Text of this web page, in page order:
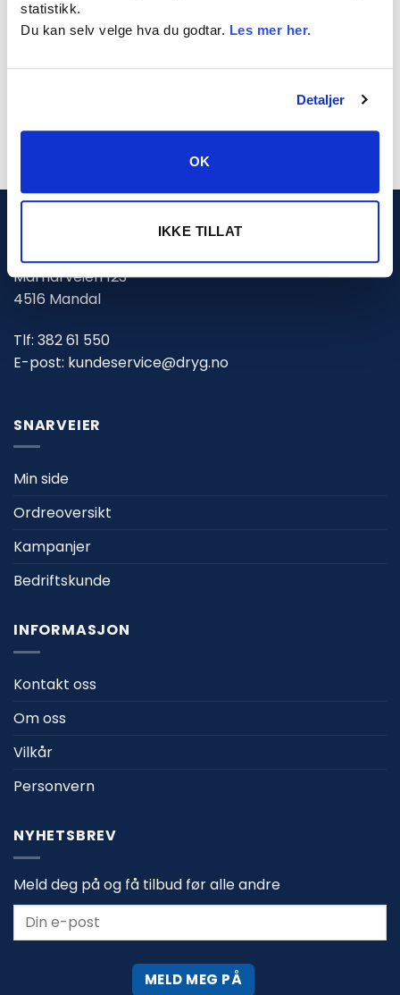
statistikk.
Du kan selv velge hva du godtar. Les mer her.
Detaljer
OK
IKKE TILLAT
BESKRIVELSE
DRYG.NO (PN PROSJEKT AS)
Marnarveien 123
4516 Mandal
Tlf: 382 61 550
E-post: kundeservice@dryg.no
SNARVEIER
Min side
Ordreoversikt
Kampanjer
Bedriftskunde
INFORMASJON
Kontakt oss
Om oss
Vilkår
Personvern
NYHETSBREV
Meld deg på og få tilbud før alle andre
MELD MEG PÅ